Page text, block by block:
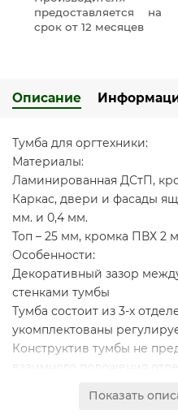
предоставляется на
срок от 12 месяцев
Описание
Тумба для оргтехники:
Материалы:
Ламинированная ДСтП,
Каркас, двери и фасады
мм. и 0,4 мм.
Топ – 25 мм, кромка ПВХ 2
Особенности:
Декоративный зазор
стенками тумбы
Тумба состоит из 3-х
укомплектованы
Конструктив тумбы не
взаимного положения
скрытые шариковые
Показать